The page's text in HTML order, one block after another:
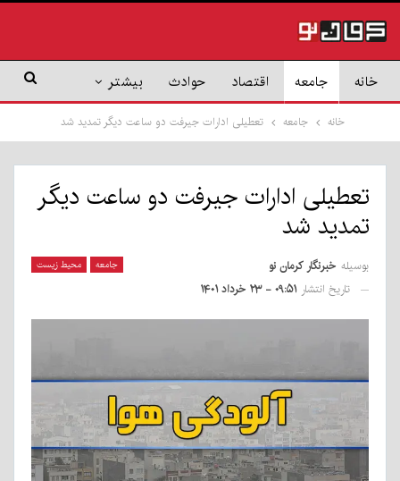
خانه جامعه اقتصاد حوادث بیشتر
خانه جامعه تعطیلی ادارات جیرفت دو ساعت دیگر تمدید شد
تعطیلی ادارات جیرفت دو ساعت دیگر
تمدید شد
جامعه محیط زیست بوسیله خبرنگار کرمان نو
تاریخ انتشار ۰۹:۵۱ - ۲۳ خرداد ۱۴۰۱